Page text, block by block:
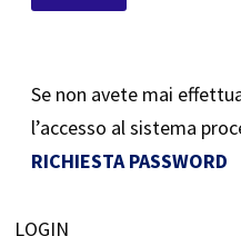
Se non avete mai
l’accesso al sistema
RICHIESTA PASSWORD
LOGIN